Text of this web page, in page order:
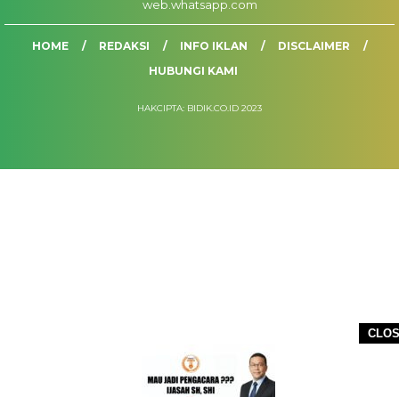
web.whatsapp.com
HOME REDAKSI INFO IKLAN
DISCLAIMER
HUBUNGI KAMI
HAKCIPTA: BIDIK.CO.ID 2023